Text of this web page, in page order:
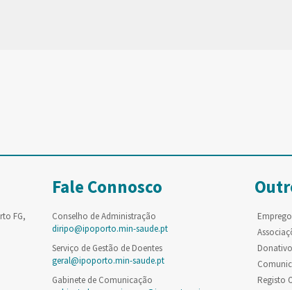
FG,
Fale Connosco
Conselho de Administração
diripo@ipoporto.min-saude.pt
Serviço de Gestão de Doentes
geral@ipoporto.min-saude.pt
Gabinete de Comunicação
Registo